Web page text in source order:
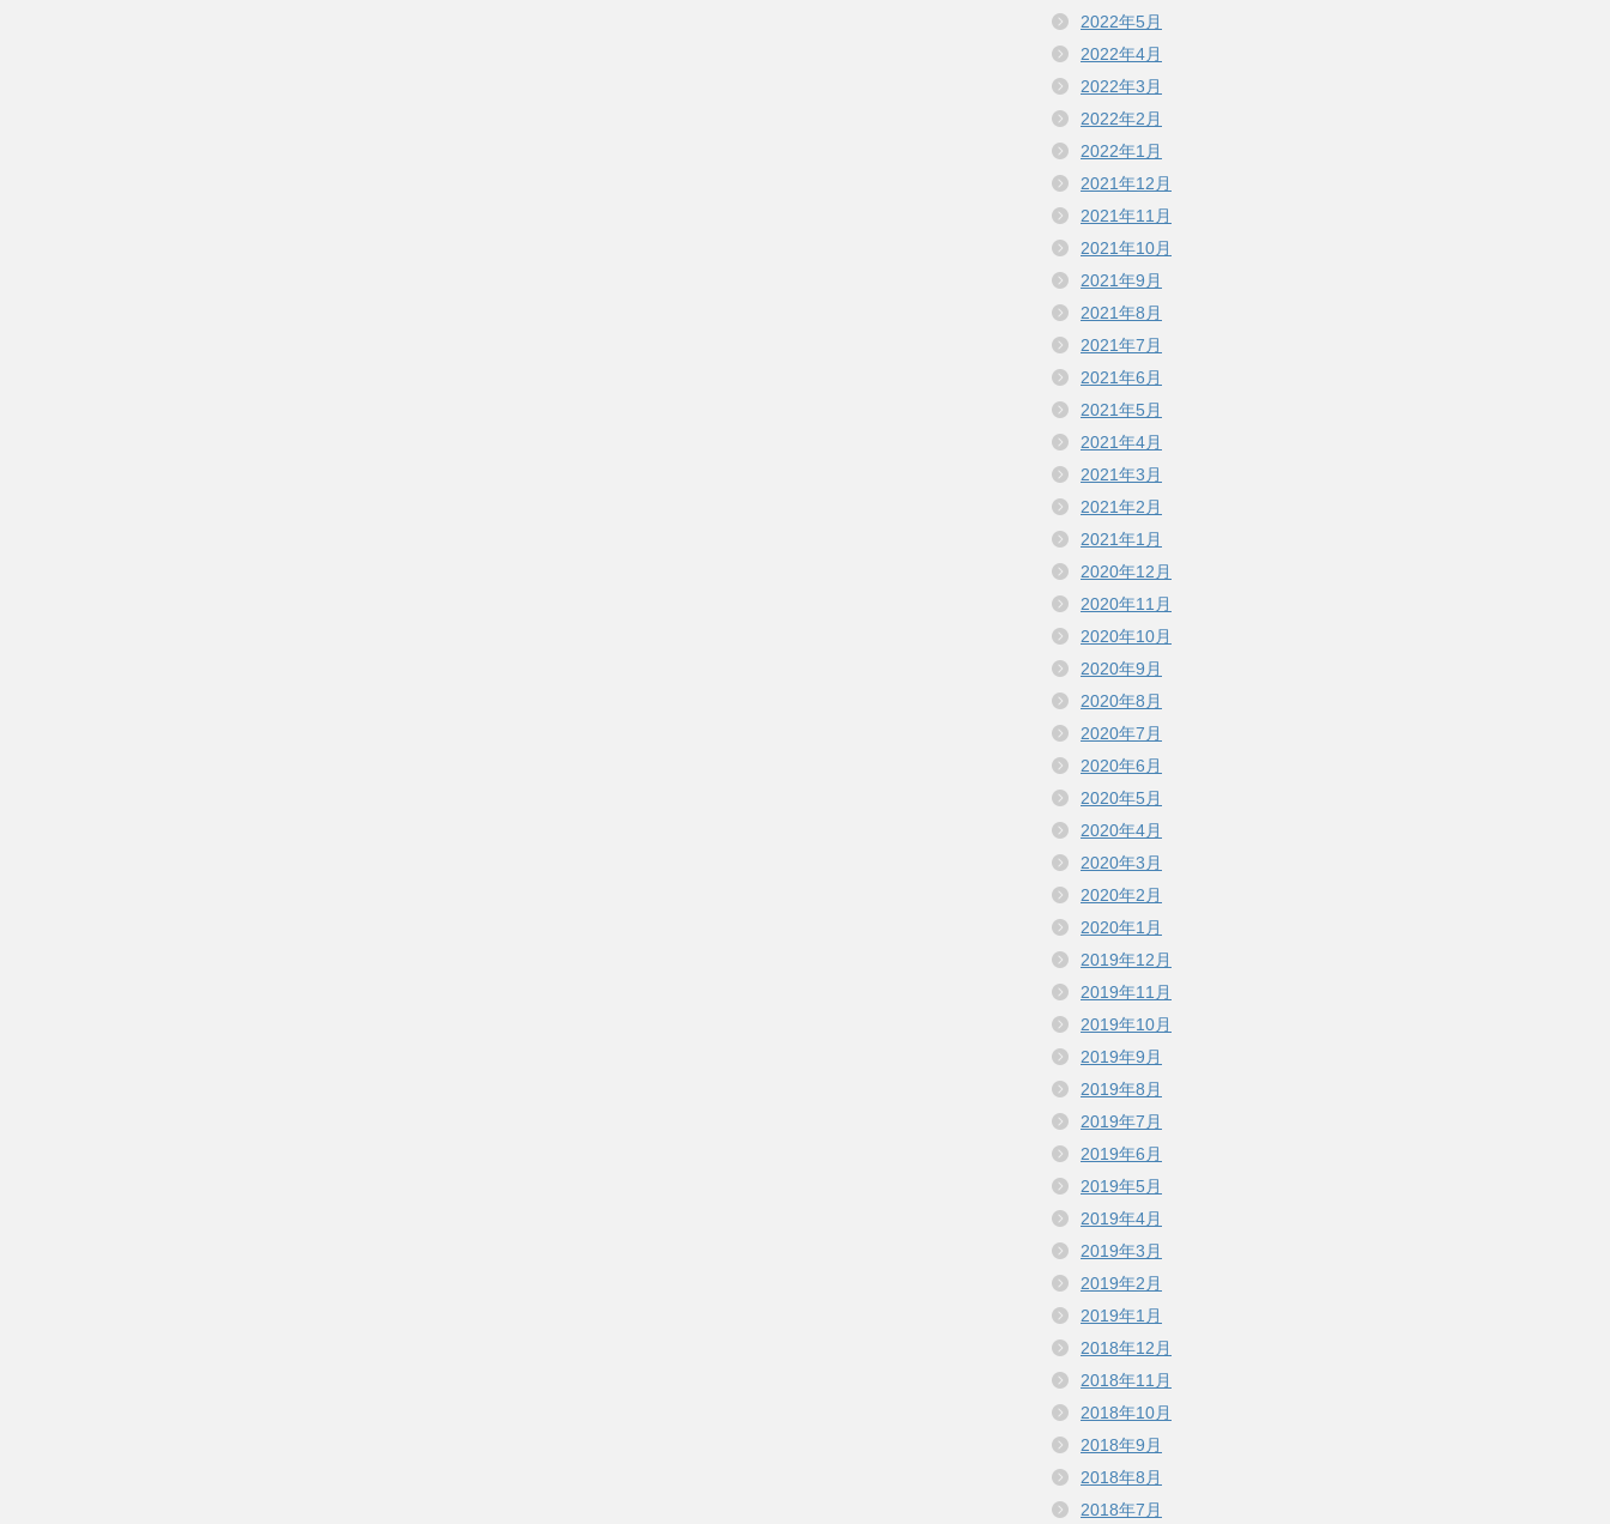
2022年5月
2022年4月
2022年3月
2022年2月
2022年1月
2021年12月
2021年11月
2021年10月
2021年9月
2021年8月
2021年7月
2021年6月
2021年5月
2021年4月
2021年3月
2021年2月
2021年1月
2020年12月
2020年11月
2020年10月
2020年9月
2020年8月
2020年7月
2020年6月
2020年5月
2020年4月
2020年3月
2020年2月
2020年1月
2019年12月
2019年11月
2019年10月
2019年9月
2019年8月
2019年7月
2019年6月
2019年5月
2019年4月
2019年3月
2019年2月
2019年1月
2018年12月
2018年11月
2018年10月
2018年9月
2018年8月
2018年7月